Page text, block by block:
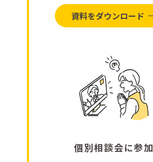
資料をダウンロード
個別相談会に参加